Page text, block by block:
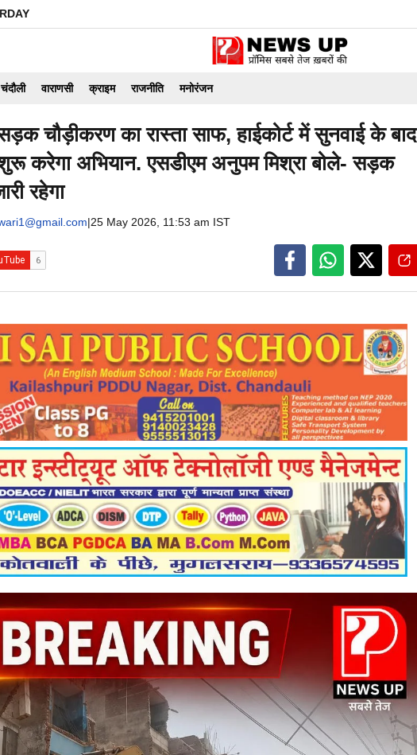
चंदौली वाराणसी क्राइम राजनीति मनोरंजन
चौड़ीकरण का रास्ता साफ, हाईकोर्ट में सुनवाई के बाद
करेगा अभियान. एसडीएम अनुपम मिश्रा बोले- सड़क
रहेगा
|25 May 2026, 11:53 am IST